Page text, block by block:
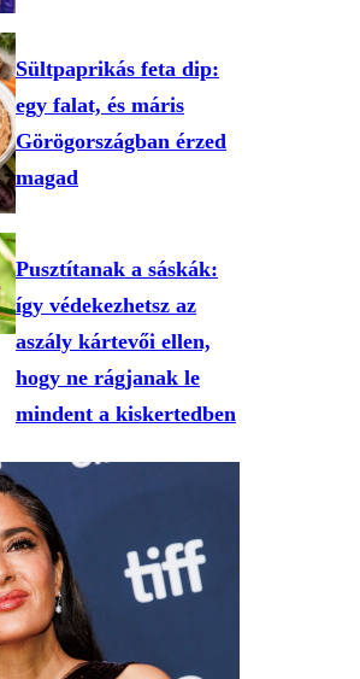
Sültpaprikás feta dip:
egy falat, és máris
Görögországban érzed
magad
Pusztítanak a sáskák:
így védekezhetsz az
aszály kártevői ellen,
hogy ne rágjanak le
mindent a kiskertedben